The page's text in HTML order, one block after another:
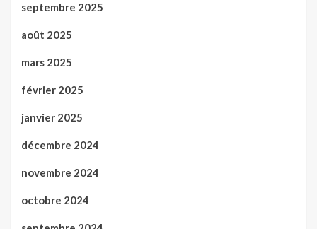
septembre 2025
août 2025
mars 2025
février 2025
janvier 2025
décembre 2024
novembre 2024
octobre 2024